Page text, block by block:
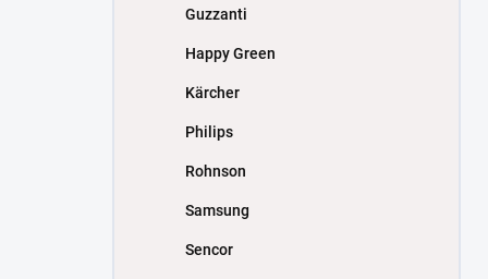
Guzzanti
Happy Green
Kärcher
Philips
Rohnson
Samsung
Sencor